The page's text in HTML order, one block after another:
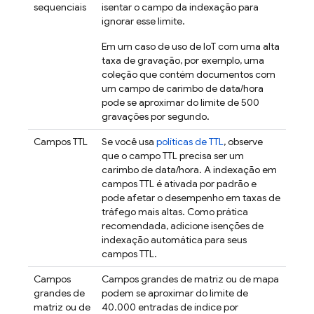
sequenciais
isentar o campo da indexação para
ignorar esse limite.
Em um caso de uso de IoT com uma alta
taxa de gravação, por exemplo, uma
coleção que contém documentos com
um campo de carimbo de data/hora
pode se aproximar do limite de 500
gravações por segundo.
Campos TTL
Se você usa políticas de TTL, observe
que o campo TTL precisa ser um
carimbo de data/hora. A indexação em
campos TTL é ativada por padrão e
pode afetar o desempenho em taxas de
tráfego mais altas. Como prática
recomendada, adicione isenções de
indexação automática para seus
campos TTL.
Campos
grandes de
matriz ou de
Campos grandes de matriz ou de mapa
podem se aproximar do limite de
40.000 entradas de índice por